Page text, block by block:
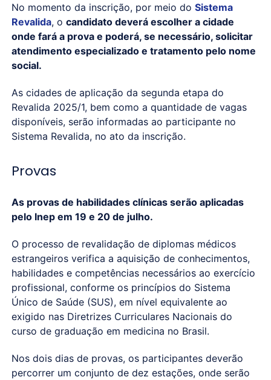
No momento da inscrição, por meio do Sistema
Revalida, o candidato deverá escolher a cidade
onde fará a prova e poderá, se necessário, solicitar
atendimento especializado e tratamento pelo nome
social.
As cidades de aplicação da segunda etapa do
Revalida 2025/1, bem como a quantidade de vagas
disponíveis, serão informadas ao participante no
Sistema Revalida, no ato da inscrição.
Provas
As provas de habilidades clínicas serão aplicadas
pelo Inep em 19 e 20 de julho.
O processo de revalidação de diplomas médicos
estrangeiros verifica a aquisição de conhecimentos,
habilidades e competências necessários ao exercício
profissional, conforme os princípios do Sistema
Único de Saúde (SUS), em nível equivalente ao
exigido nas Diretrizes Curriculares Nacionais do
curso de graduação em medicina no Brasil.
Nos dois dias de provas, os participantes deverão
percorrer um conjunto de dez estações, onde serão